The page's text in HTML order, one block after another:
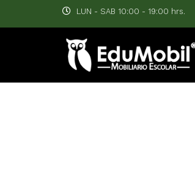
LUN - SAB 10:00 - 19:00 hrs.